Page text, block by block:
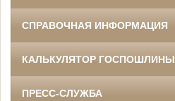
СПРАВОЧНАЯ ИНФОРМАЦИЯ
КАЛЬКУЛЯТОР ГОСПОШЛИНЫ
ПРЕСС-СЛУЖБА